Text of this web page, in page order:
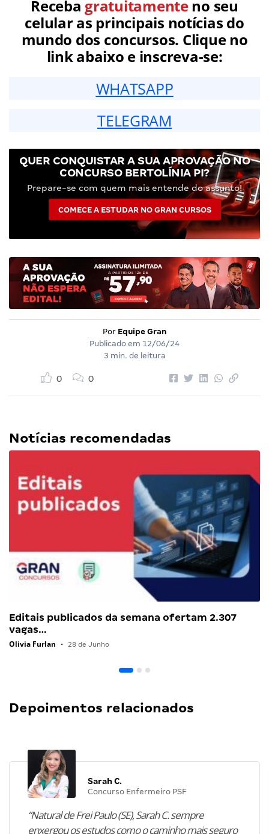
Receba gratuitamenteno seu
celular as principais notícias do
mundo dos concursos. Clique no
link abaixo e inscreva-se:
WHATSAPP
TELEGRAM
QUER CONQUISTAR A SUA APROVAÇÃO NO
CONCURSO BERTOLÍNIA PI?
Prepare-se com quem mais entende do assunto!
COMECE A ESTUDAR NO GRAN CURSOS
Por Equipe Gran
Publicado em 12/06/24
3 min. de leitura
0 0
Notícias recomendadas
Editais publicados da semana ofertam 2.307
vagas…
Olivia Furlan • 28 de Junho
Depoimentos relacionados
Sarah C.
Concurso Enfermeiro PSF
“Natural de Frei Paulo (SE), Sarah C. sempre
enxergou os estudos como o caminho mais seguro